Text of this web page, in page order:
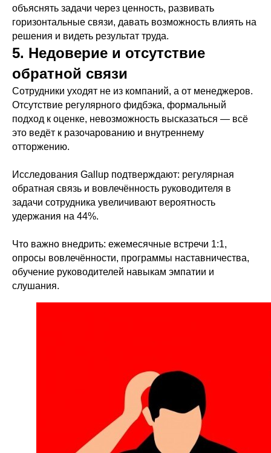
объяснять задачи через ценность, развивать
горизонтальные связи, давать возможность влиять на
решения и видеть результат труда.
5. Недоверие и отсутствие
обратной связи
Сотрудники уходят не из компаний, а от менеджеров.
Отсутствие регулярного фидбэка, формальный
подход к оценке, невозможность высказаться — всё
это ведёт к разочарованию и внутреннему
отторжению.
Исследования Gallup подтверждают: регулярная
обратная связь и вовлечённость руководителя в
задачи сотрудника увеличивают вероятность
удержания на 44%.
Что важно внедрить: ежемесячные встречи 1:1,
опросы вовлечённости, программы наставничества,
обучение руководителей навыкам эмпатии и
слушания.